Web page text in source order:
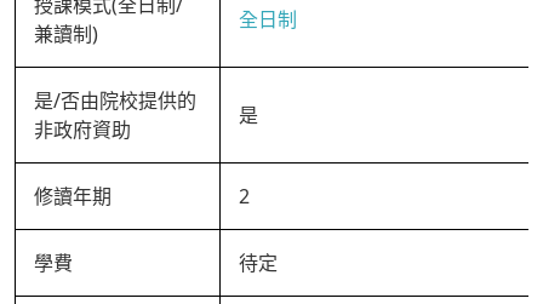
授課模式(全日制/
兼讀制)
全日制
是/否由院校提供的
非政府資助
是
修讀年期 2
學費 待定